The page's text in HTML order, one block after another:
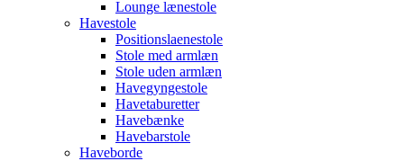
Lounge lænestole
Havestole
Positionslaenestole
Stole med armlæn
Stole uden armlæn
Havegyngestole
Havetaburetter
Havebænke
Havebarstole
Haveborde